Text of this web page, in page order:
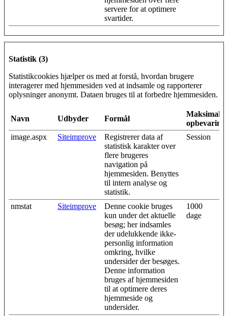
servere for at optimere
svartider.
Statistik (3)
Statistikcookies hjælper os med at forstå, hvordan brugere
interagerer med hjemmesiden ved at indsamle og rapporterer
oplysninger anonymt. Dataen bruges til at forbedre hjemmesiden.
Navn Udbyder Formål
Maksimal
image.aspx
Siteimprove
Registrerer data af
statistisk karakter over
flere brugeres
navigation på
hjemmesiden. Benyttes
til intern analyse og
statistik.
Session
nmstat Siteimprove
Denne cookie bruges
kun under det aktuelle
besøg; her indsamles
der udelukkende ikke-
personlig information
omkring, hvilke
undersider der besøges.
Denne information
bruges af hjemmesiden
til at optimere deres
hjemmeside og
undersider.
1000
dage